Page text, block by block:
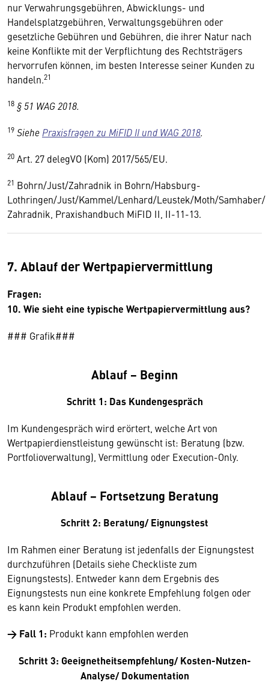
nur Verwahrungsgebühren, Abwicklungs- und
Handelsplatzgebühren, Verwaltungsgebühren oder
gesetzliche Gebühren und Gebühren, die ihrer Natur nach
keine Konflikte mit der Verpflichtung des Rechtsträgers
hervorrufen können, im besten Interesse seiner Kunden zu
handeln.21
18 § 51 WAG 2018.
19 Siehe Praxisfragen zu MiFID II und WAG 2018.
20 Art. 27 delegVO (Kom) 2017/565/EU.
21 Bohrn/Just/Zahradnik in Bohrn/Habsburg-
Lothringen/Just/Kammel/Lenhard/Leustek/Moth/Samhaber/
Zahradnik, Praxishandbuch MiFID II, II-11-13.
7. Ablauf der Wertpapiervermittlung
Fragen:
10. Wie sieht eine typische Wertpapiervermittlung aus?
### Grafik###
Ablauf − Beginn
Schritt 1: Das Kundengespräch
Im Kundengespräch wird erörtert, welche Art von
Wertpapierdienstleistung gewünscht ist: Beratung (bzw.
Portfolioverwaltung), Vermittlung oder Execution-Only.
Ablauf − Fortsetzung Beratung
Schritt 2: Beratung/ Eignungstest
Im Rahmen einer Beratung ist jedenfalls der Eignungstest
durchzuführen (Details siehe Checkliste zum
Eignungstests). Entweder kann dem Ergebnis des
Eignungstests nun eine konkrete Empfehlung folgen oder
es kann kein Produkt empfohlen werden.
→ Fall 1: Produkt kann empfohlen werden
Schritt 3: Geeignetheitsempfehlung/ Kosten-Nutzen-
Analyse/ Dokumentation